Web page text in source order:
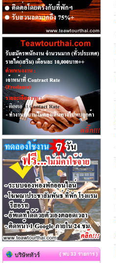
บริษัททัวร์ { พบ 33 รายการ }